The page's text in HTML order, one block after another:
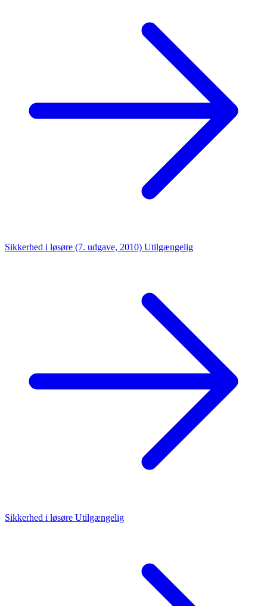
Sikkerhed i løsøre (7. udgave, 2010) Utilgængelig
Sikkerhed i løsøre Utilgængelig